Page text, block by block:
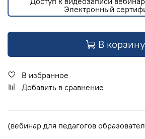
Электронный
В корзину
В избранное
Добавить в сравнение
(вебинар для педагогов